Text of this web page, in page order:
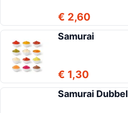
€ 2,60
Samurai
€ 1,30
Samurai Dubbel